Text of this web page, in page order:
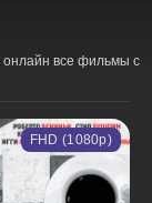
все фильмы с
FHD (1080p)